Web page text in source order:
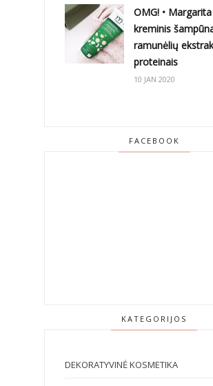
OMG! • Margarita
kreminis
ramunėlių
proteinais
10 JAN 2020
FACEBOOK
KATEGORIJOS
DEKORATYVINĖ KOSMETIKA